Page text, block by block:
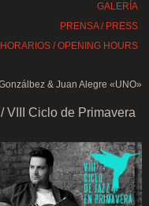
GALERÍA
PRENSA / PRESS
HORARIOS / OPENING HOURS
& Juan Alegre «UNO»
VIII Ciclo de Primavera